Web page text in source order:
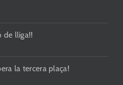
de lliga!!
la tercera plaça!